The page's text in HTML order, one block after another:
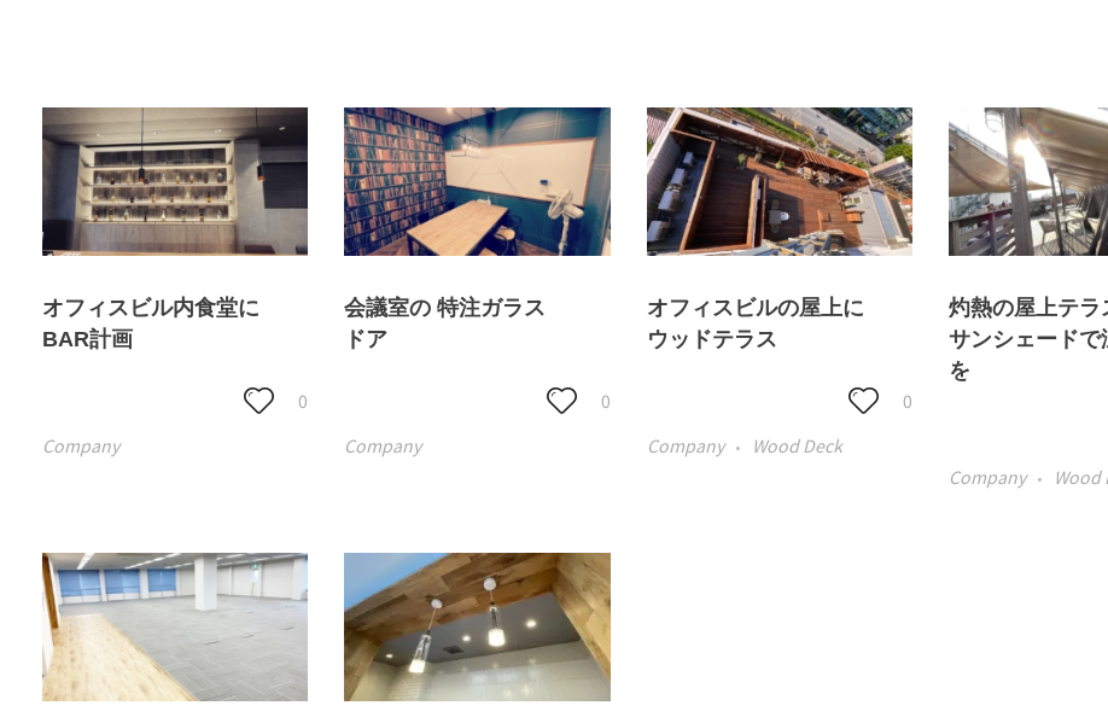
オフィスビル内食堂に
BAR計画
0
Company
会議室の 特注ガラス
ドア
0
Company
オフィスビルの屋上に
ウッドテラス
0
Company
Wood Deck
灼熱の屋上テラ
サンシェードで
を
Company
Wood